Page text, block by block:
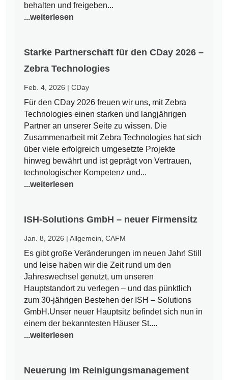
behalten und freigeben...
...weiterlesen
Starke Partnerschaft für den CDay 2026 –
Zebra Technologies
Feb. 4, 2026 |CDay
Für den CDay 2026 freuen wir uns, mit Zebra
Technologies einen starken und langjährigen
Partner an unserer Seite zu wissen. Die
Zusammenarbeit mit Zebra Technologies hat sich
über viele erfolgreich umgesetzte Projekte
hinweg bewährt und ist geprägt von Vertrauen,
technologischer Kompetenz und...
...weiterlesen
ISH-Solutions GmbH – neuer Firmensitz
Jan. 8, 2026 |Allgemein ,CAFM
Es gibt große Veränderungen im neuen Jahr! Still
und leise haben wir die Zeit rund um den
Jahreswechsel genutzt, um unseren
Hauptstandort zu verlegen – und das pünktlich
zum 30-jährigen Bestehen der ISH – Solutions
GmbH.Unser neuer Hauptsitz befindet sich nun in
einem der bekanntesten Häuser St....
...weiterlesen
Neuerung im Reinigungsmanagement